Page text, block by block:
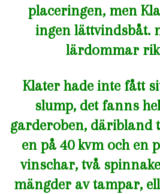
placeringen, men
ingen lättvindsbåt.
lärdommar
Klater hade inte fått
slump, det fanns
garderoben, däribland
en på 40 kvm och en
vinschar, två
mängder av tampar,